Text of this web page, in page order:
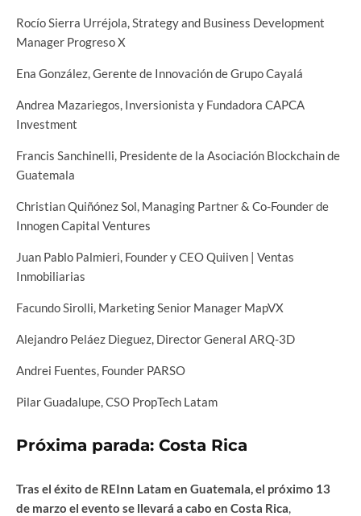
Rocío Sierra Urréjola, Strategy and Business Development
Manager Progreso X
Ena González, Gerente de Innovación de Grupo Cayalá
Andrea Mazariegos, Inversionista y Fundadora CAPCA
Investment
Francis Sanchinelli, Presidente de la Asociación Blockchain de
Guatemala
Christian Quiñónez Sol, Managing Partner & Co-Founder de
Innogen Capital Ventures
Juan Pablo Palmieri, Founder y CEO Quiiven | Ventas
Inmobiliarias
Facundo Sirolli, Marketing Senior Manager MapVX
Alejandro Peláez Dieguez, Director General ARQ-3D
Andrei Fuentes, Founder PARSO
Pilar Guadalupe, CSO PropTech Latam
Próxima parada: Costa Rica
Tras el éxito de REInn Latam en Guatemala, el próximo 13
de marzo el evento se llevará a cabo en Costa Rica,